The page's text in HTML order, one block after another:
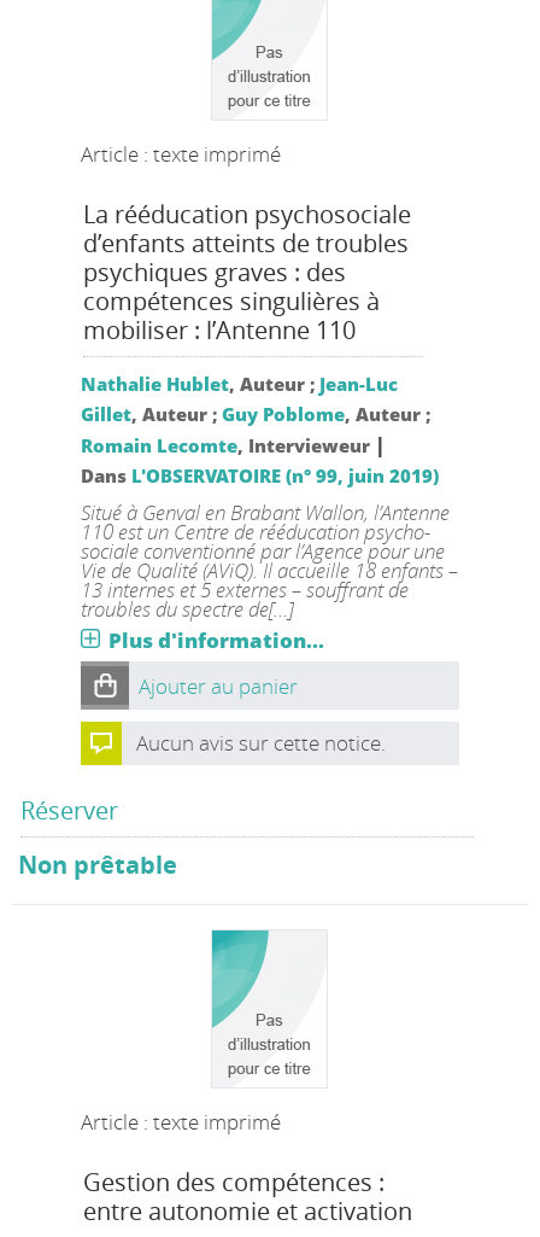
Article : texte imprimé
La rééducation psychosociale
d’enfants atteints de troubles
psychiques graves : des
compétences singulières à
mobiliser : l’Antenne 110
Nathalie Hublet, Auteur ; Jean-Luc
Gillet, Auteur ;Guy Poblome, Auteur ;
Romain Lecomte, Intervieweur |
Dans L'OBSERVATOIRE (n° 99, juin 2019)
Situé à Genval en Brabant Wallon, l’Antenne
110 est un Centre de rééducation psycho-
sociale conventionné par l’Agence pour une
Vie de Qualité (AViQ). Il accueille 18 enfants –
13 internes et 5 externes – souffrant de
troubles du spectre de[...]
Plus d'information...
Ajouter au panier
Aucun avis sur cette notice.
Réserver
Non prêtable
Article : texte imprimé
Gestion des compétences :
entre autonomie et activation